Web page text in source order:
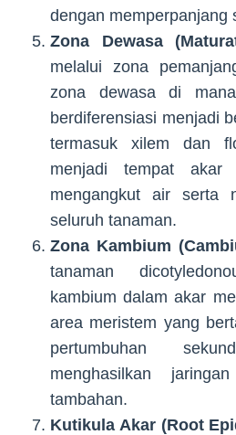
dengan memperpanjang
Zona Dewasa
melalui zona
zona dewasa di
berdiferensiasi menjadi
termasuk xilem dan
menjadi tempat akar
mengangkut air serta
seluruh tanaman.
Zona Kambium
tanaman
kambium dalam akar
area meristem yang
pertumbuhan
menghasilkan
tambahan.
Kutikula Akar (Root